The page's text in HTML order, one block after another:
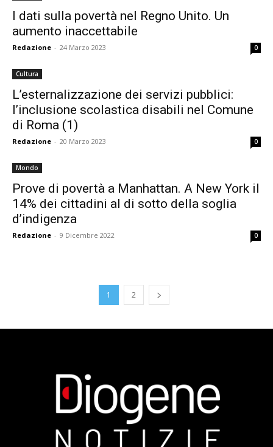
I dati sulla povertà nel Regno Unito. Un
aumento inaccettabile
Redazione - 24 Marzo 2023 0
Cultura
L’esternalizzazione dei servizi pubblici:
l’inclusione scolastica disabili nel Comune
di Roma (1)
Redazione - 20 Marzo 2023 0
Mondo
Prove di povertà a Manhattan. A New York il
14% dei cittadini al di sotto della soglia
d’indigenza
Redazione - 9 Dicembre 2022 0
1 2